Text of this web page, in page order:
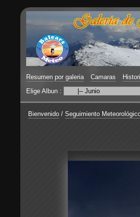
Resumen por galeria Camaras
Elige Albun :
Bienvenido / Seguimiento